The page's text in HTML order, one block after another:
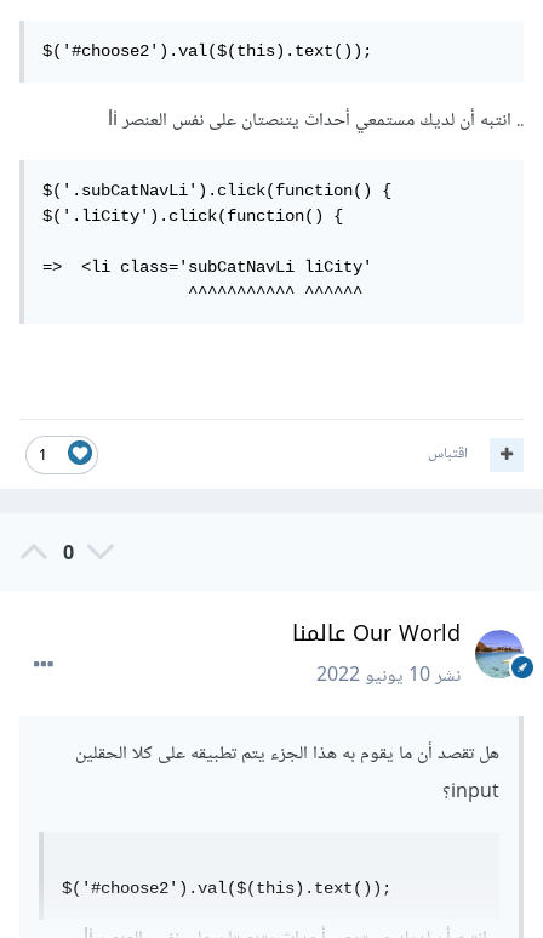
$('#choose2').val($(this).text());
.. انتبه أن لديك مستمعي أحداث يتنصتان على نفس العنصر li
$('.subCatNavLi').click(function() {
$('.liCity').click(function() {
=>  <li class='subCatNavLi liCity'
               ^^^^^^^^^^^ ^^^^^^
1 اقتباس
0
Our World عالمنا
نشر10 يونيو 2022
هل تقصد أن ما يقوم به هذا الجزء يتم تطبيقه على كلا الحقلين
input؟
$('#choose2').val($(this).text());